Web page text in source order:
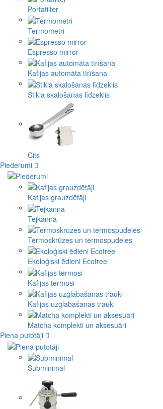
Portafilter
Termometri
Espresso mirror
Kafijas automāta tīrīšana
Stikla skalošanas līdzeklis
Cits
Piederumi
Kafijas grauzdētāji
Tējkanna
Termoskrūzes un termospudeles
Ekoloģiski ēdieni Ecotree
Kafijas termosi
Kafijas uzglabāšanas trauki
Matcha komplekti un aksesuāri
Piena putotāji
Subminimal